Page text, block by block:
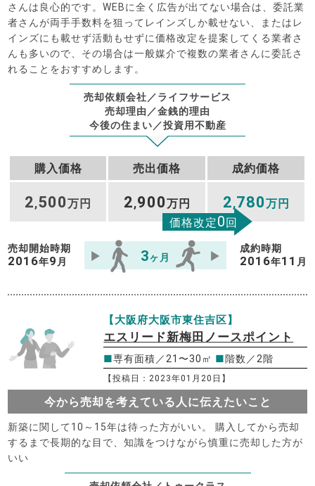
さんは良心的です。WEBに全く広告が出てない場合は、委託業
者さんが両手手数料を狙ってレインズしか載せない、またはレ
インズにも載せず活動もせずに価格改定を提案してくる業者さ
んも多いので、その場合は一般媒介で複数の業者さんに委託さ
れることをおすすめします。
売却依頼会社／ライフサービス
売却理由／金銭的理由
今後の住まい／投資用不動産
購入価格 売出価格 成約価格
2,500万円 2,900万円 2,780万円
価格改定0回
売却開始時期
2016年9 月 3ヶ月
成約時期
2016年11 月
【大阪府大阪市東住吉区】
エスリード新梅田ノースポイント
■専有面積／21〜30㎡ ■階数／2階
【投稿日：2023年01月20日】
今から売却を考えている人に伝えたいこと
新築に関して10～15年は待った方がいい。 購入してから売却
するまで長期的な目で、知識をつけながら慎重に売却した方が
いい